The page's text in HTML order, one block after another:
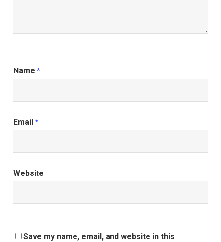
Name *
Email *
Website
Save my name, email, and website in this